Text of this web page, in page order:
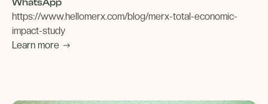
WhatsApp
https://www.hellomerx.com/blog/merx-total-economic-
impact-study
Learn more